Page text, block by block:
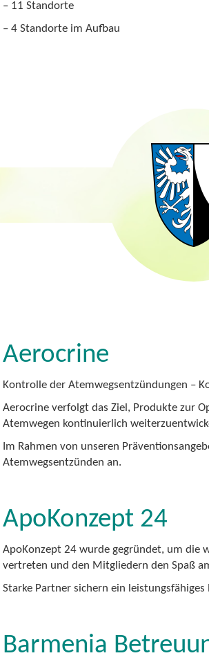
– 11 Standorte
– 4 Standorte im Aufbau
Aerocrine
Kontrolle der Atemwegsentzündungen –
Aerocrine verfolgt das Ziel, Produkte zur
Atemwegen kontinuierlich
Im Rahmen von unseren
Atemwegsentzünden an.
ApoKonzept 24
ApoKonzept 24 wurde gegründet, um die
vertreten und den Mitgliedern den Spaß
Starke Partner sichern ein
Barmenia